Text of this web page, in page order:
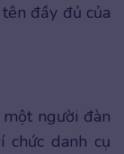
đầy đủ của
người đàn
chức danh cụ